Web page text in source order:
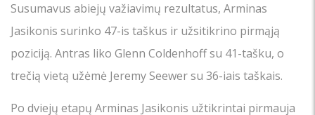
Susumavus abiejų važiavimų rezultatus, Arminas
Jasikonis surinko 47-is taškus ir užsitikrino pirmąją
poziciją. Antras liko Glenn Coldenhoff su 41-tašku, o
trečią vietą užėmė Jeremy Seewer su 36-iais taškais.
Po dviejų etapų Arminas Jasikonis užtikrintai pirmauja